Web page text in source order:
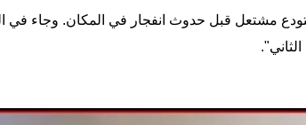
مشتعل قبل حدوث انفجار في المكان. وجاء في